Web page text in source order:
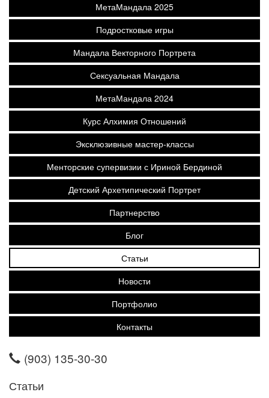
МетаМандала 2025
Подростковые игры
Мандала Векторного Портрета
Сексуальная Мандала
МетаМандала 2024
Курс Алхимия Отношений
Эксклюзивные мастер-классы
Менторские супервизии с Ириной Бердиной
Детский Архетипический Портрет
Партнерство
Блог
Статьи
Новости
Портфолио
Контакты
(903) 135-30-30
Статьи